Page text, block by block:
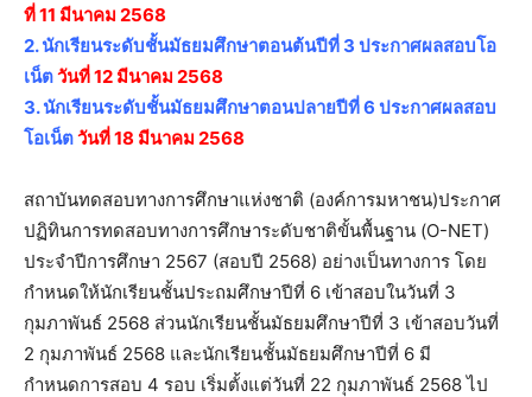
ที่ 11 มีนาคม 2568
2. นักเรียนระดับชั้นมัธยมศึกษาตอนต้นปีที่ 3 ประกาศผลสอบโอ
เน็ตวันที่ 12 มีนาคม 2568
3. นักเรียนระดับชั้นมัธยมศึกษาตอนปลายปีที่ 6 ประกาศผลสอบ
โอเน็ตวันที่ 18 มีนาคม 2568
สถาบันทดสอบทางการศึกษาแห่งชาติ (องค์การมหาชน)ประกาศ
ปฏิทินการทดสอบทางการศึกษาระดับชาติขั้นพื้นฐาน (O-NET)
ประจำปีการศึกษา 2567 (สอบปี 2568) อย่างเป็นทางการ โดย
กำหนดให้นักเรียนชั้นประถมศึกษาปีที่ 6 เข้าสอบในวันที่ 3
กุมภาพันธ์ 2568 ส่วนนักเรียนชั้นมัธยมศึกษาปีที่ 3 เข้าสอบวันที่
2 กุมภาพันธ์ 2568 และนักเรียนชั้นมัธยมศึกษาปีที่ 6 มี
กำหนดการสอบ 4 รอบ เริ่มตั้งแต่วันที่ 22 กุมภาพันธ์ 2568 ไป